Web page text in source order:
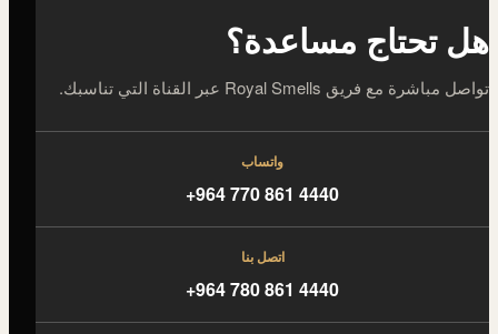
هل تحتاج مساعدة؟
تواصل مباشرة مع فريق Royal Smells عبر القناة التي تناسبك.
واتساب
+964 770 861 4440
اتصل بنا
+964 780 861 4440